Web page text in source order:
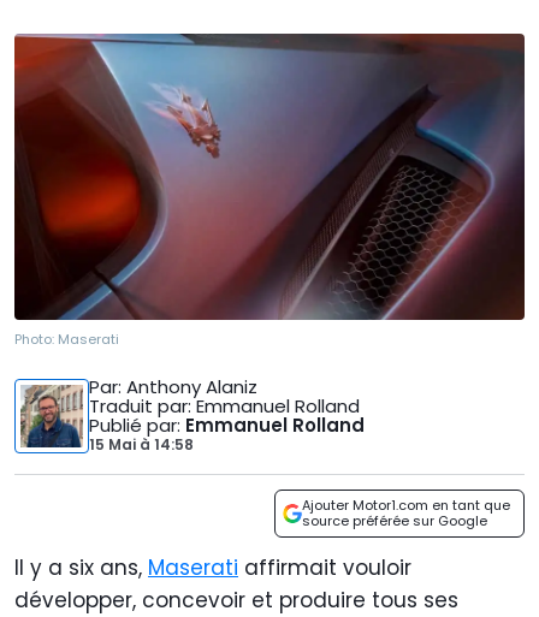
Photo: Maserati
Par: Anthony Alaniz
Traduit par: Emmanuel Rolland
Publié par: Emmanuel Rolland
15 Mai à 14:58
Ajouter Motor1.com en tant que
source préférée sur Google
Il y a six ans, Maserati affirmait vouloir
développer, concevoir et produire tous ses